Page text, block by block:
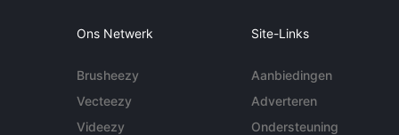
Ons Netwerk
Brusheezy
Vecteezy
Videezy
Site-Links
Aanbiedingen
Adverteren
Ondersteuning